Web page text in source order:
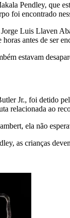
Pendley, que
foi encontrado
Luis Llaven
antes de ser
estavam
Jr., foi detido
relacionada ao
ela não
as crianças